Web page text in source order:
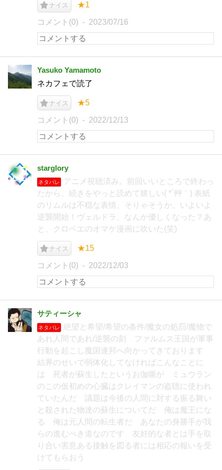
ナイス ★1
コメント(0) 2023/07/16
Yasuko Yamamoto
ネカフェで読了
ナイス ★5
コメント(0) 2022/12/13
starglory
ネタバレ
アニメ視聴済み。前回いいところで終わっ
たから、続きをやっと読めて嬉しい( *´艸｀) 表紙
のリムルは不穏な表情、そりゃそうか。いよいよ
逆襲開始！ヴェルドラ、なんか優しくなった？あ
と、クロベエのオマケ漫画に吹いた(笑)
ナイス ★15
コメント(0) 2022/12/03
サティーシャ
ネタバレ
絶望と希望/希望の条件/魔女の処罰/魔物で
あれ人間であれ/逆襲の刻 ファルムス王国が軍事
行動を起こし魔国連邦へ向かってきております
結界のせいで弱体化してなければこんなことに
は 死者が蘇生したというお伽噺が ミュウラン
のこの仮初めの心臓はクレイマンの盗聴に使われ
ていたんだ 議題は今後の人間に対する振る舞い
と殺された物達の蘇生についてだ 俺は魔王にな
る 俺は元人間の転生者だ あなたの身勝手が我
らの進むべき道なのです 友好的な者とは手を取
り合い害意ある接触を図る者には相応の報いを受
けてもらおう